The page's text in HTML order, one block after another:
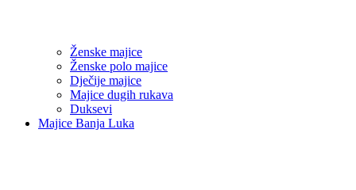
Ženske majice
Ženske polo majice
Dječije majice
Majice dugih rukava
Duksevi
Majice Banja Luka